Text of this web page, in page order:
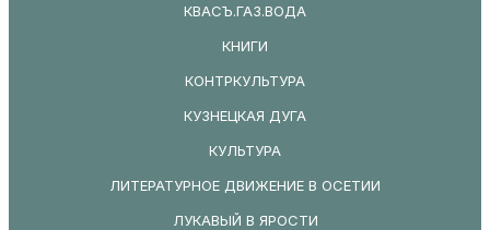
КВАСЪ.ГАЗ.ВОДА
КНИГИ
КОНТРКУЛЬТУРА
КУЗНЕЦКАЯ ДУГА
КУЛЬТУРА
ЛИТЕРАТУРНОЕ ДВИЖЕНИЕ В ОСЕТИИ
ЛУКАВЫЙ В ЯРОСТИ